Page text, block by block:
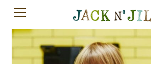
Preskočiť
obsah